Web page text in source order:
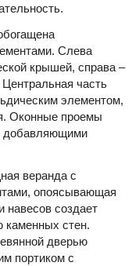
Слева
крышей, справа –
часть
элементом,
Оконные проемы
добавляющими
веранда с
опоясывающая
навесов создает
каменных стен.
дверью
портиком с